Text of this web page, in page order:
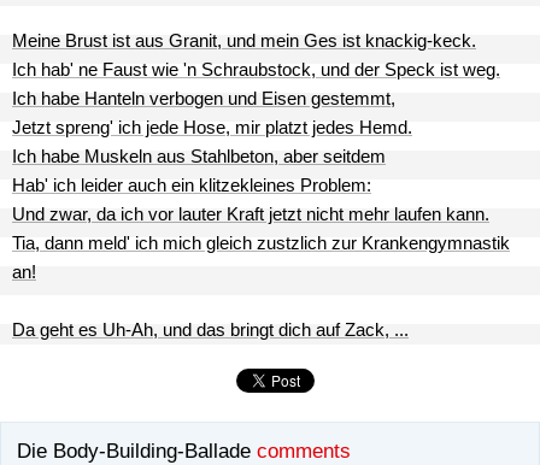
Meine Brust ist aus Granit, und mein Ges ist knackig-keck.
Ich hab' ne Faust wie 'n Schraubstock, und der Speck ist weg.
Ich habe Hanteln verbogen und Eisen gestemmt,
Jetzt spreng' ich jede Hose, mir platzt jedes Hemd.
Ich habe Muskeln aus Stahlbeton, aber seitdem
Hab' ich leider auch ein klitzekleines Problem:
Und zwar, da ich vor lauter Kraft jetzt nicht mehr laufen kann.
Tia, dann meld' ich mich gleich zustzlich zur Krankengymnastik
an!
Da geht es Uh-Ah, und das bringt dich auf Zack, ...
Die Body-Building-Ballade comments